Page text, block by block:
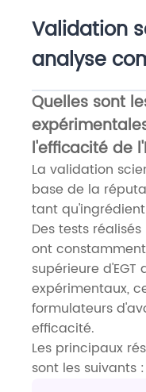
Validation
analyse
Quelles sont
l'efficacité de
La validation
base de la
tant
Des tests
ont
supérieure
expérimentaux,
formulateurs
efficacité.
Les principaux
sont les suivants :